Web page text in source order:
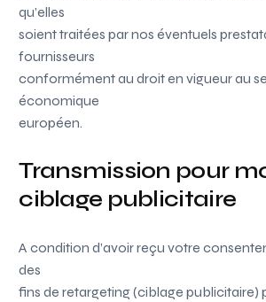
qu’elles
soient traitées par nos éventuels
fournisseurs
conformément au droit en vigueur au
économique
européen.
Transmission pour
ciblage publicitaire
A condition d’avoir reçu votre
des
fins de retargeting (ciblage publicitaire)